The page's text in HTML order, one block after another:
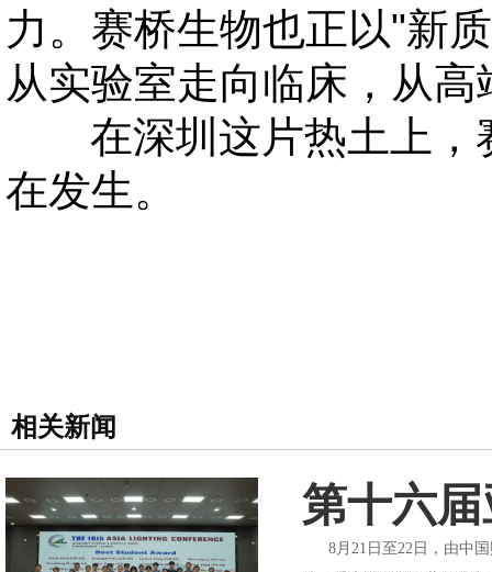
力。赛桥生物也正以"新
从实验室走向临床，从
在深圳这片热土上，
在发生。
相关新闻
第十六
8月21日至22日，由中国